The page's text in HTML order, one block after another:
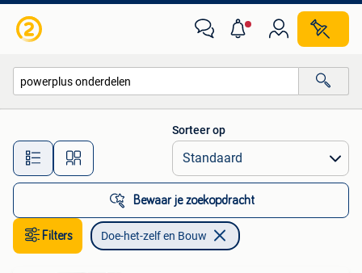
Alle afstanden…
Sorteer op
Bewaar je zoekopdracht
Filters Doe-het-zelf en Bouw